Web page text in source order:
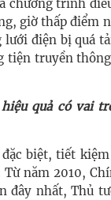
chương trình
giờ thấp điểm
điện bị quá
tiện truyền
quả có vai
biệt, tiết
năm 2010,
đây nhất, Thủ